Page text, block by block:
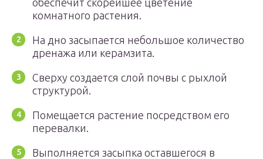
обеспечит скорейшее цветение
комнатного растения.
На дно засыпается небольшое количество
дренажа или керамзита.
Сверху создается слой почвы с рыхлой
структурой.
Помещается растение посредством его
перевалки.
Выполняется засыпка оставшегося в